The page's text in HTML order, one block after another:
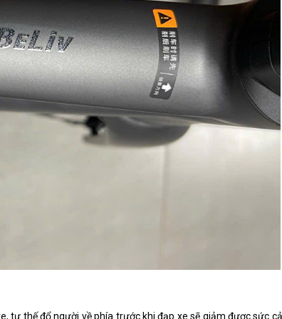
tư thế đổ người về phía trước khi đạp xe sẽ giảm được sức